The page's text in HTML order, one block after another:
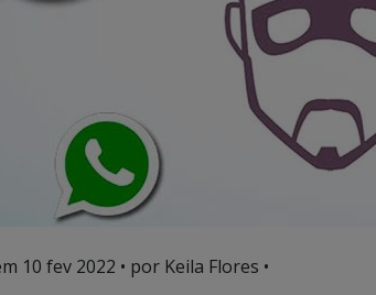
10 fev 2022 • por Keila Flores •